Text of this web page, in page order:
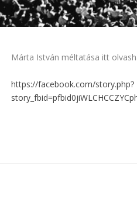
Márta István méltatása itt
https://facebook.com/story.php?